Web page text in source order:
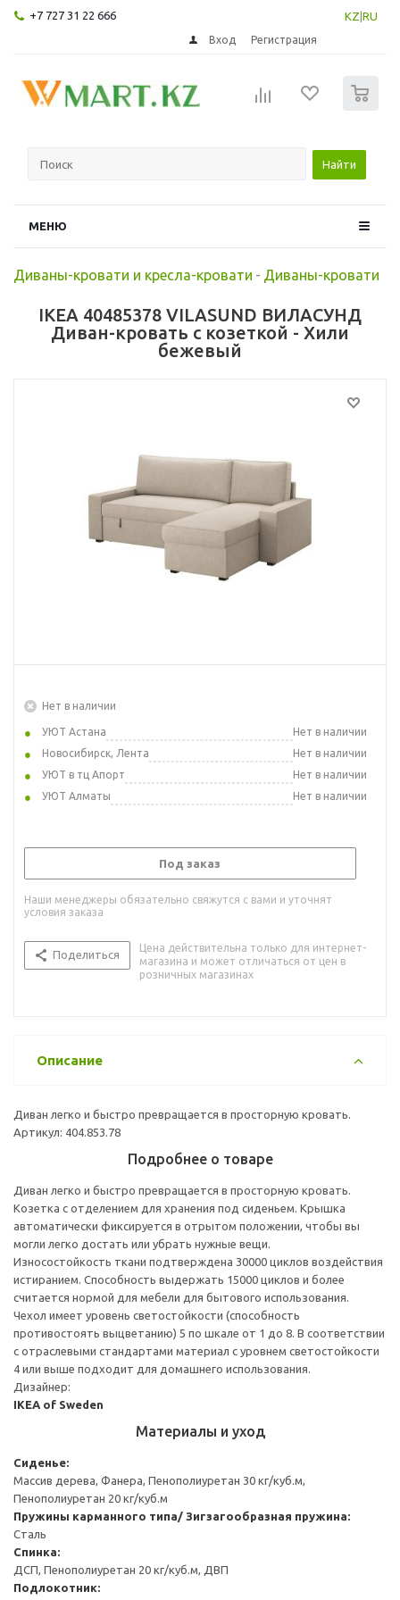
+7 727 31 22 666 KZ RU
Вход Регистрация
Найти
МЕНЮ
Диваны-кровати и кресла-кровати - Диваны-кровати
IKEA 40485378 VILASUND ВИЛАСУНД
Диван-кровать с козеткой - Хили
бежевый
Нет в наличии
УЮТ Астана
Нет в наличии
Новосибирск, Лента
Нет в наличии
УЮТ в тц Апорт
Нет в наличии
УЮТ Алматы
Нет в наличии
Под заказ
Наши менеджеры обязательно свяжутся с вами и уточнят
условия заказа
Поделиться
Цена действительна только для интернет-
магазина и может отличаться от цен в
розничных магазинах
Описание
Диван легко и быстро превращается в просторную кровать.
Артикул: 404.853.78
Подробнее о товаре
Диван легко и быстро превращается в просторную кровать.
Козетка с отделением для хранения под сиденьем. Крышка
автоматически фиксируется в отрытом положении, чтобы вы
могли легко достать или убрать нужные вещи.
Износостойкость ткани подтверждена 30000 циклов воздействия
истиранием. Способность выдержать 15000 циклов и более
считается нормой для мебели для бытового использования.
Чехол имеет уровень светостойкости (способность
противостоять выцветанию) 5 по шкале от 1 до 8. В соответствии
с отраслевыми стандартами материал с уровнем светостойкости
4 или выше подходит для домашнего использования.
Дизайнер:
IKEA of Sweden
Материалы и уход
Сиденье:
Массив дерева, Фанера, Пенополиуретан 30 кг/куб.м,
Пенополиуретан 20 кг/куб.м
Пружины карманного типа/ Зигзагообразная пружина:
Сталь
Спинка:
ДСП, Пенополиуретан 20 кг/куб.м, ДВП
Подлокотник: